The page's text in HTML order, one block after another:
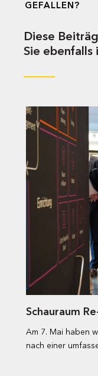
GEFALLEN?
Diese
Sie ebenfalls
Schauraum
Am 7. Mai haben
nach einer